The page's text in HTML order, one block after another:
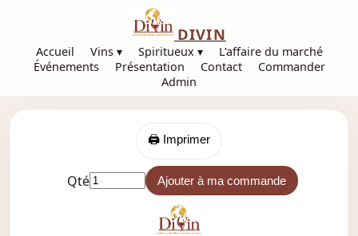
DIVIN
Accueil Vins ▾ Spiritueux ▾
L'affaire du marché
Événements
Présentation Contact
Commander
Admin
🖨️ Imprimer
Qté Ajouter à ma commande